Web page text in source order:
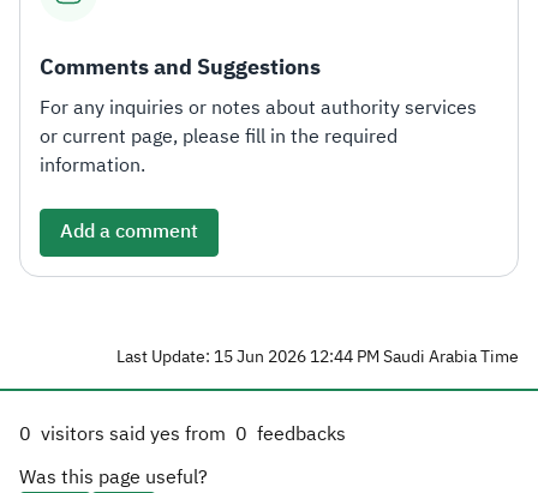
Comments and Suggestions
For any inquiries or notes about authority services
or current page, please fill in the required
information.
Add a comment
Last Update: 15 Jun 2026 12:44 PM Saudi Arabia Time
0 visitors said yes from 0 feedbacks
Was this page useful?